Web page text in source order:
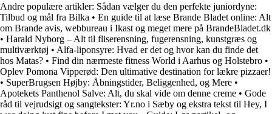
Andre populære artikler: Sådan vælger du den perfekte juniordyne:
Tilbud og mål fra Bilka • En guide til at læse Brande Bladet online: Alt
om Brande avis, webbureau i Ikast og meget mere på BrandeBladet.dk
• Harald Nyborg – Alt til fliserensning, fugerensning, kunstgræs og
multiværktøj • Alfa-liponsyre: Hvad er det og hvor kan du finde det
hos Matas? • Find din nærmeste fitness World i Aarhus og Holstebro •
Oplev Pomona Vipperød: Den ultimative destination for lækre pizzaer!
• SuperBrugsen Højby: Åbningstider, Beliggenhed, og Mere •
Apotekets Panthenol Salve: Alt, du skal vide om denne creme • Gode
råd til vejrudsigt og sangtekster: Yr.no i Sæby og ekstra tekst til Hey, I